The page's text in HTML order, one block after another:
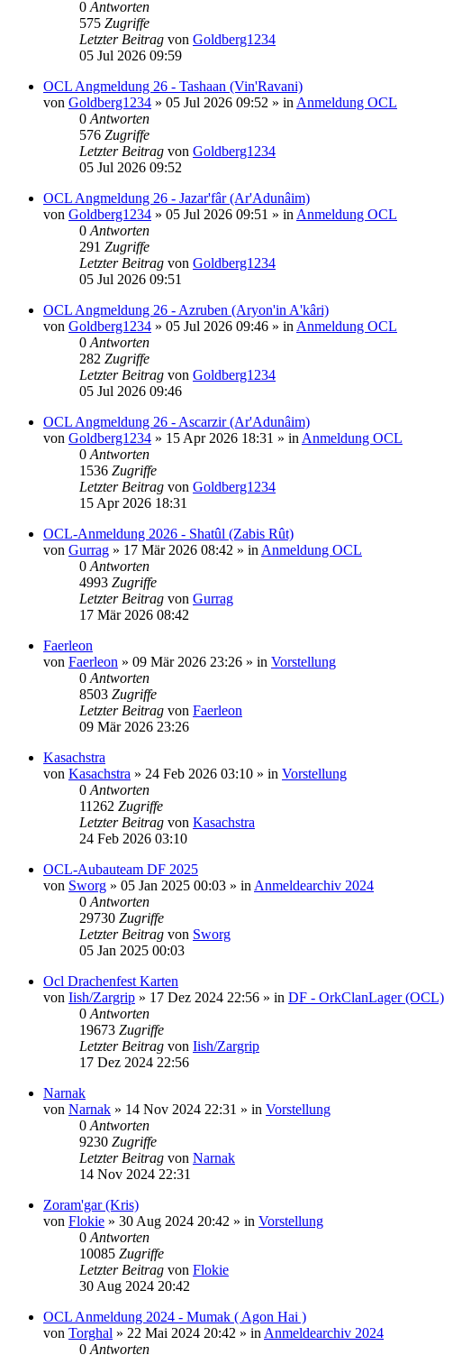
0 Antworten
575 Zugriffe
Letzter Beitrag von Goldberg1234
05 Jul 2026 09:59
OCL Angmeldung 26 - Tashaan (Vin'Ravani)
von Goldberg1234 » 05 Jul 2026 09:52 » in Anmeldung OCL
0 Antworten
576 Zugriffe
Letzter Beitrag von Goldberg1234
05 Jul 2026 09:52
OCL Angmeldung 26 - Jazar'fâr (Ar'Adunâim)
von Goldberg1234 » 05 Jul 2026 09:51 » in Anmeldung OCL
0 Antworten
291 Zugriffe
Letzter Beitrag von Goldberg1234
05 Jul 2026 09:51
OCL Angmeldung 26 - Azruben (Aryon'in A'kâri)
von Goldberg1234 » 05 Jul 2026 09:46 » in Anmeldung OCL
0 Antworten
282 Zugriffe
Letzter Beitrag von Goldberg1234
05 Jul 2026 09:46
OCL Angmeldung 26 - Ascarzir (Ar'Adunâim)
von Goldberg1234 » 15 Apr 2026 18:31 » in Anmeldung OCL
0 Antworten
1536 Zugriffe
Letzter Beitrag von Goldberg1234
15 Apr 2026 18:31
OCL-Anmeldung 2026 - Shatûl (Zabis Rût)
von Gurrag » 17 Mär 2026 08:42 » in Anmeldung OCL
0 Antworten
4993 Zugriffe
Letzter Beitrag von Gurrag
17 Mär 2026 08:42
Faerleon
von Faerleon » 09 Mär 2026 23:26 » in Vorstellung
0 Antworten
8503 Zugriffe
Letzter Beitrag von Faerleon
09 Mär 2026 23:26
Kasachstra
von Kasachstra » 24 Feb 2026 03:10 » in Vorstellung
0 Antworten
11262 Zugriffe
Letzter Beitrag von Kasachstra
24 Feb 2026 03:10
OCL-Aubauteam DF 2025
von Sworg » 05 Jan 2025 00:03 » in Anmeldearchiv 2024
0 Antworten
29730 Zugriffe
Letzter Beitrag von Sworg
05 Jan 2025 00:03
Ocl Drachenfest Karten
von Iish/Zargrip » 17 Dez 2024 22:56 » in DF - OrkClanLager (OCL)
0 Antworten
19673 Zugriffe
Letzter Beitrag von Iish/Zargrip
17 Dez 2024 22:56
Narnak
von Narnak » 14 Nov 2024 22:31 » in Vorstellung
0 Antworten
9230 Zugriffe
Letzter Beitrag von Narnak
14 Nov 2024 22:31
Zoram'gar (Kris)
von Flokie » 30 Aug 2024 20:42 » in Vorstellung
0 Antworten
10085 Zugriffe
Letzter Beitrag von Flokie
30 Aug 2024 20:42
OCL Anmeldung 2024 - Mumak ( Agon Hai )
von Torghal » 22 Mai 2024 20:42 » in Anmeldearchiv 2024
0 Antworten